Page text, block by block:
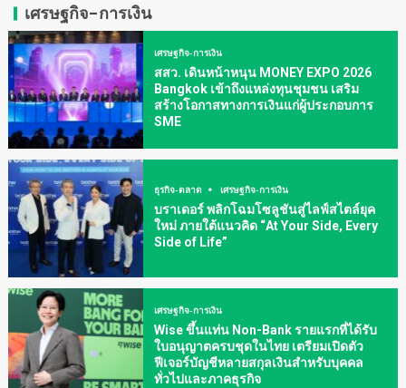
เศรษฐกิจ-การเงิน
เศรษฐกิจ-การเงิน
สสว. เดินหน้าหนุน MONEY EXPO 2026
Bangkok เข้าถึงแหล่งทุนชุมชน เสริม
สร้างโอกาสทางการเงินแก่ผู้ประกอบการ
SME
ธุรกิจ-ตลาด เศรษฐกิจ-การเงิน
บราเดอร์ พลิกโฉมโซลูชันสู่ไลฟ์สไตล์ยุค
ใหม่ ภายใต้แนวคิด “At Your Side, Every
Side of Life”
เศรษฐกิจ-การเงิน
Wise ขึ้นแท่น Non-Bank รายแรกที่ได้รับ
ใบอนุญาตครบชุดในไทย เตรียมเปิดตัว
ฟีเจอร์บัญชีหลายสกุลเงินสำหรับบุคคล
ทั่วไปและภาคธุรกิจ